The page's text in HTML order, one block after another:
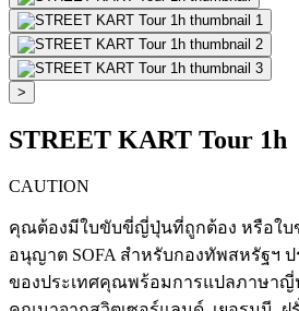
>
STREET KART Tour 1h
CAUTION
คุณต้องมีใบขับขี่ญี่ปุ่นที่ถูกต้อง หรือใบ
อนุญาต SOFA สำหรับกองทัพสหรัฐฯ
ของประเทศคุณพร้อมการแปลภาษาญี่